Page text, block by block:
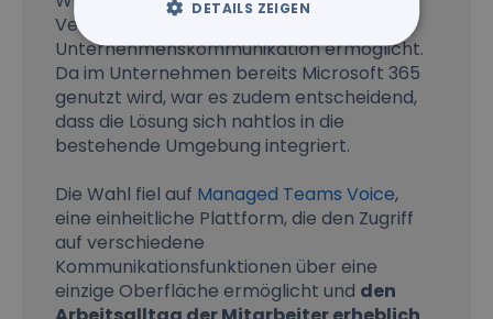
Verwaltung der
Unternehmenskommunikation ermöglicht.
Da im Unternehmen bereits Microsoft 365
genutzt wird, war es zudem entscheidend,
dass die Lösung sich nahtlos in die
bestehende Umgebung integriert.
Die Wahl fiel auf Managed Teams Voice,
eine einheitliche Plattform, die den Zugriff
auf verschiedene
Kommunikationsfunktionen über eine
einzige Oberfläche ermöglicht und den
DETAILS ZEIGEN